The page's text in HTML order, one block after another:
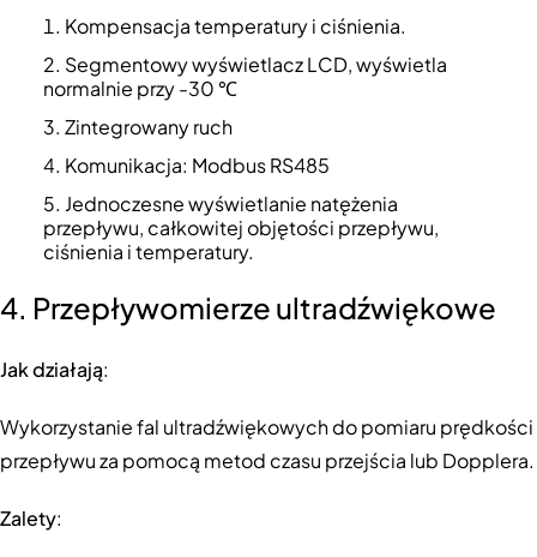
Kompensacja temperatury i ciśnienia.
Segmentowy wyświetlacz LCD, wyświetla
normalnie przy -30 ℃
Zintegrowany ruch
Komunikacja: Modbus RS485
Jednoczesne wyświetlanie natężenia
przepływu, całkowitej objętości przepływu,
ciśnienia i temperatury.
4. Przepływomierze ultradźwiękowe
Jak działają:
Wykorzystanie fal ultradźwiękowych do pomiaru prędkości
przepływu za pomocą metod czasu przejścia lub Dopplera.
Zalety: